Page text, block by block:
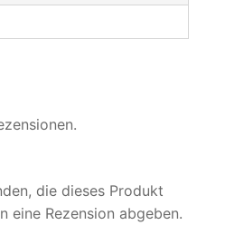
die dieses Produkt
eine Rezension abgeben.